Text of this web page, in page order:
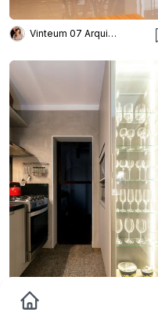
Vinteum 07 Arquitetura e Design